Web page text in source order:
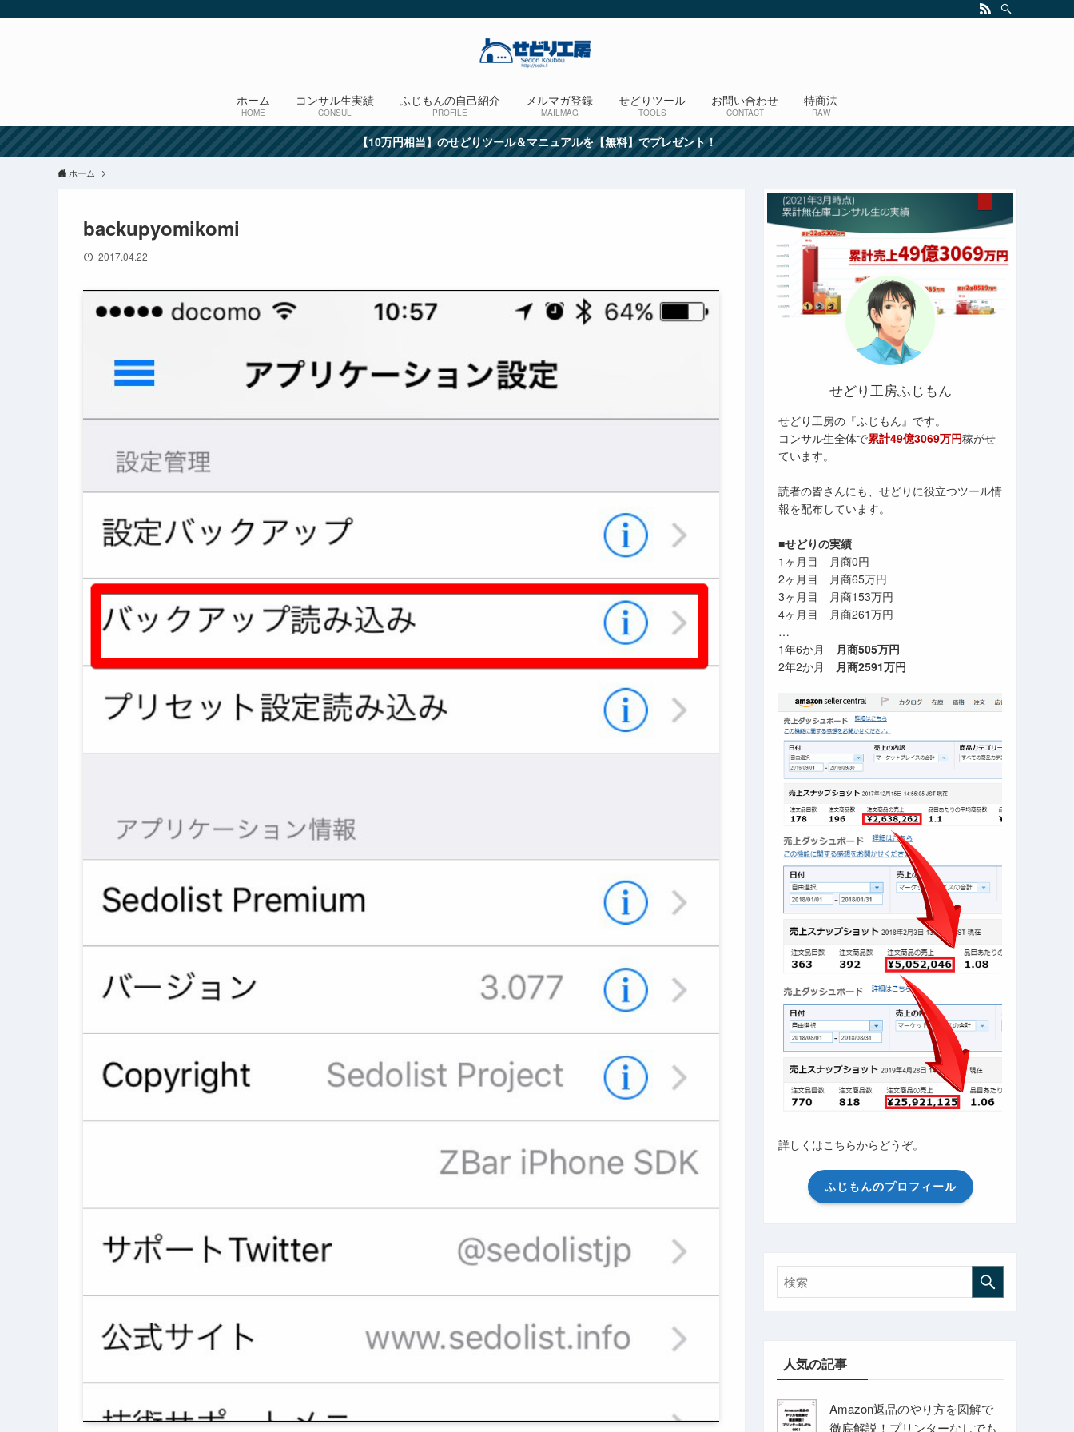
ホーム
HOME
コンサル生実績
CONSUL
ふじもんの自己紹介
PROFILE
メルマガ登録
MAILMAG
せどりツール
TOOLS
お問い合わせ
CONTACT
特商法
RAW
【10万円相当】のせどりツール＆マニュアルを【無料】でプレゼント！
ホーム
backupyomikomi
2017.04.22
せどり工房ふじもん
せどり工房の『ふじもん』です。
コンサル生全体で累計49億3069万円稼がせ
ています。
読者の皆さんにも、せどりに役立つツール情
報を配布しています。
■せどりの実績
1ヶ月目 月商0円
2ヶ月目 月商65万円
3ヶ月目 月商153万円
4ヶ月目 月商261万円
…
1年6か月 月商505万円
2年2か月 月商2591万円
詳しくはこちらからどうぞ。
ふじもんのプロフィール
人気の記事
Amazon返品のやり方を図解で
徹底解説！プリンターなしでも